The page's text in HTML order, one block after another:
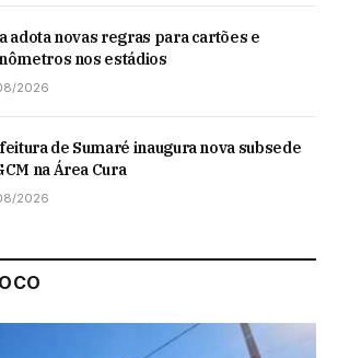
adota novas regras para cartões e
nos estádios
2026
de Sumaré inaugura nova subsede
na Área Cura
2026